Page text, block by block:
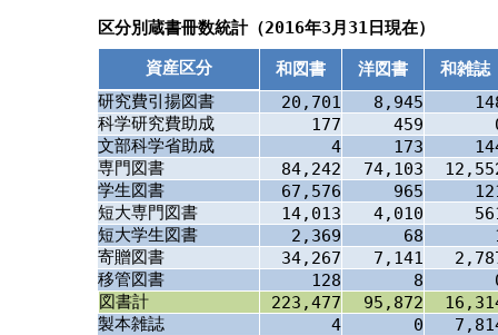
区分別蔵書冊数統計（2016年3月31日現在）
資産区分 和図書 洋図書
和雑誌
研究費引揚図書
20,701 8,945
科学研究費助成
177 459
文部科学省助成
4 173
専門図書
84,242 74,103
学生図書
67,576 965
短大専門図書
14,013 4,010
短大学生図書
2,369 68
寄贈図書
34,267 7,141
移管図書
128 8
図書計
223,477 95,872
製本雑誌
4 0